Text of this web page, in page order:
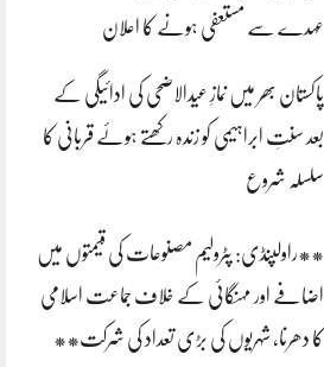
عہدے سے مستعفی ہونے کا اعلان
پاکستان بھر میں نمازِ عیدالاضحی کی ادائیگی کے
بعد سنتِ ابراہیمی کو زندہ رکھتے ہوئے قربانی کا
سلسلہ شروع
**راولپنڈی: پٹرولیم مصنوعات کی قیمتوں میں
اضافے اور مہنگائی کے خلاف جماعت اسلامی
کا دھرنا، شہریوں کی بڑی تعداد کی شرکت**